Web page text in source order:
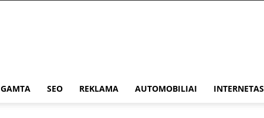
GAMTA SEO REKLAMA AUTOMOBILIAI INTERNETAS